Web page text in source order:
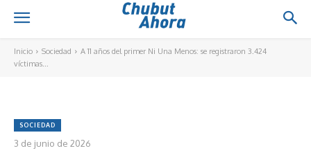
Inicio Sociedad
A 11 años del primer Ni Una Menos: se registraron 3.424
víctimas...
SOCIEDAD
3 de junio de 2026